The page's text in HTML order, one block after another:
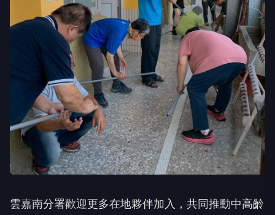
雲嘉南分署歡迎更多在地夥伴加入，共同推動中高齡